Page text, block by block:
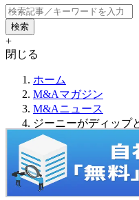
+
閉じる
ホーム
M&Aマガジン
M&Aニュース
ジーニーがディップ